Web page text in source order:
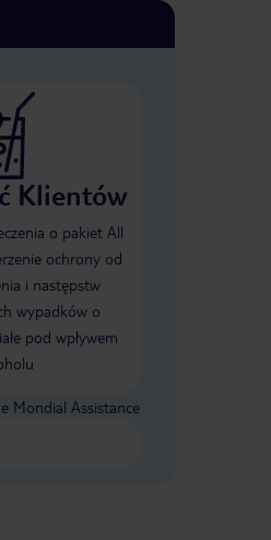
Klientów
o pakiet All
ochrony od
i następstw
wypadków o
pod wpływem
Mondial Assistance